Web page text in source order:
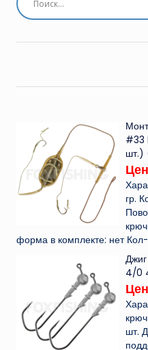
#33
шт.)
гр.
форма в комплекте: нет Кол-
4/0
шт.